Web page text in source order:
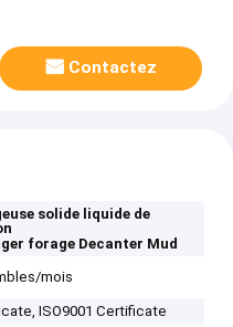
Contactez
solide liquide de
forage Decanter Mud
mois
ISO9001 Certificate